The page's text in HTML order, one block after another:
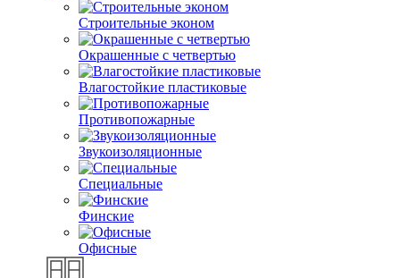
Строительные эконом
Окрашенные с четвертью
Влагостойкие пластиковые
Противопожарные
Звукоизоляционные
Специальные
Финские
Офисные